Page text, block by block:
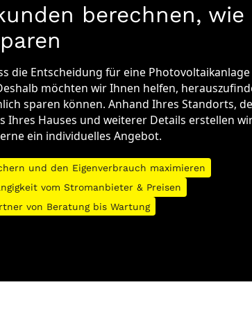
berechnen, wie
die Entscheidung für eine Photovoltaikanlage
möchten wir Ihnen helfen,
sparen können. Anhand Ihres Standorts,
Ihres Hauses und weiterer Details erstellen
ein individuelles Angebot.
und den Eigenverbrauch maximieren
vom Stromanbieter & Preisen
von Beratung bis Wartung